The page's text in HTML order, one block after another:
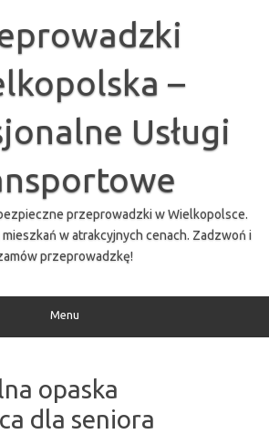
–
Usługi
przeprowadzki w Wielkopolsce.
w atrakcyjnych cenach. Zadzwoń i
przeprowadzkę!
Menu
opaska
dla seniora